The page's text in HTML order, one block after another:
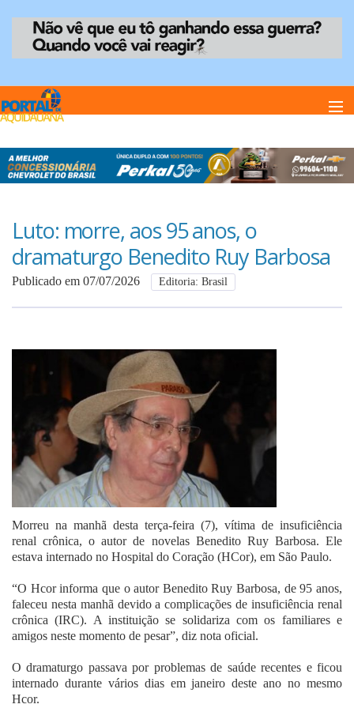
Home
Anuncie
Anuncie
Fale Conosco
Luto: morre, aos 95 anos, o
dramaturgo Benedito Ruy Barbosa
Publicado em 07/07/2026 Editoria: Brasil
Morreu na manhã desta terça-feira (7), vítima de insuficiência
renal crônica, o autor de novelas Benedito Ruy Barbosa. Ele
estava internado no Hospital do Coração (HCor), em São Paulo.
“O Hcor informa que o autor Benedito Ruy Barbosa, de 95 anos,
faleceu nesta manhã devido a complicações de insuficiência renal
crônica (IRC). A instituição se solidariza com os familiares e
amigos neste momento de pesar”, diz nota oficial.
O dramaturgo passava por problemas de saúde recentes e ficou
internado durante vários dias em janeiro deste ano no mesmo
Hcor.